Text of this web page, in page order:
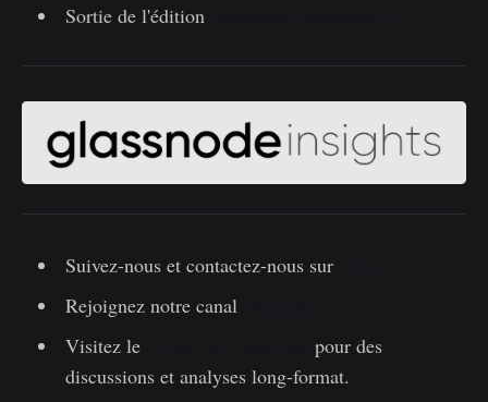
Sortie de l'édition
Suivez-nous et contactez-nous sur
Rejoignez notre canal
Visitez le
pour des
discussions et analyses long-format.